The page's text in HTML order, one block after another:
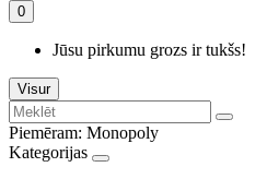
0
Jūsu pirkumu grozs ir tukšs!
Visur
Piemēram: Monopoly
Kategorijas